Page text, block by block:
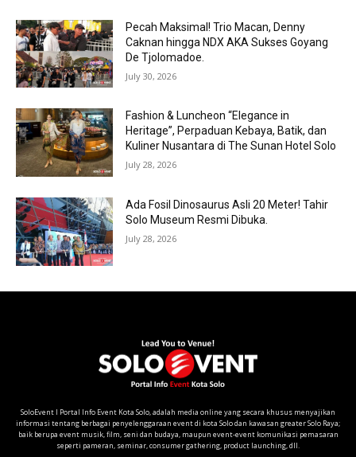
Pecah Maksimal! Trio Macan, Denny
Caknan hingga NDX AKA Sukses Goyang
De Tjolomadoe.
July 30, 2026
Fashion & Luncheon “Elegance in
Heritage”, Perpaduan Kebaya, Batik, dan
Kuliner Nusantara di The Sunan Hotel Solo
July 28, 2026
Ada Fosil Dinosaurus Asli 20 Meter! Tahir
Solo Museum Resmi Dibuka.
July 28, 2026
SoloEvent I Portal Info Event Kota Solo, adalah media online yang secara khusus menyajikan
informasi tentang berbagai penyelenggaraan event di kota Solo dan kawasan greater Solo Raya;
baik berupa event musik, film, seni dan budaya, maupun event-event komunikasi pemasaran
seperti pameran, seminar, consumer gathering, product launching, dll.